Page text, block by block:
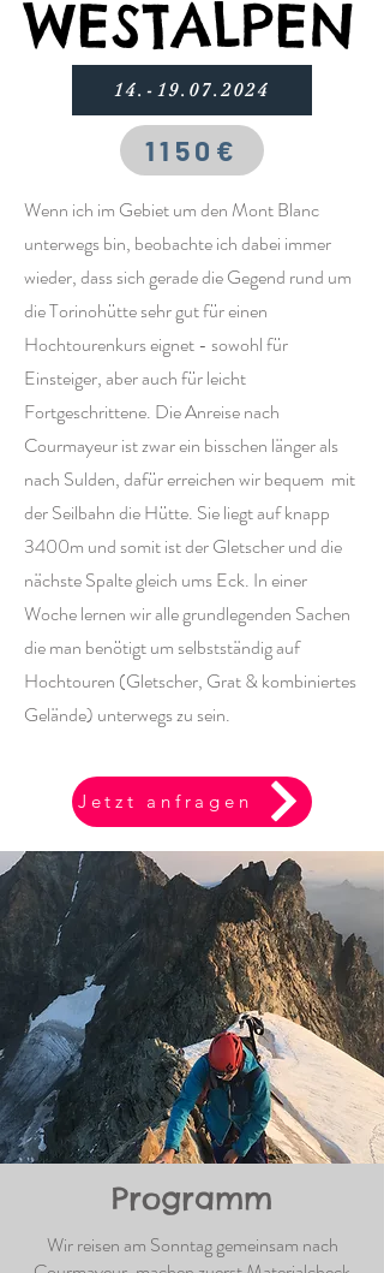
WESTALPEN
WESTALPEN
14.-19.07.2024
1150€
Wenn ich im Gebiet um den Mont Blanc
unterwegs bin, beobachte ich dabei immer
wieder, dass sich gerade die Gegend rund um
die Torinohütte sehr gut für einen
Hochtourenkurs eignet - sowohl für
Einsteiger, aber auch für leicht
Fortgeschrittene. Die Anreise nach
Courmayeur ist zwar ein bisschen länger als
nach Sulden, dafür erreichen wir bequem mit
der Seilbahn die Hütte. Sie liegt auf knapp
3400m und somit ist der Gletscher und die
nächste Spalte gleich ums Eck. In einer
Woche lernen wir alle grundlegenden Sachen
die man benötigt um selbstständig auf
Hochtouren (Gletscher, Grat & kombiniertes
Gelände) unterwegs zu sein.
Jetzt anfragen
Programm
Wir reisen am Sonntag gemeinsam nach